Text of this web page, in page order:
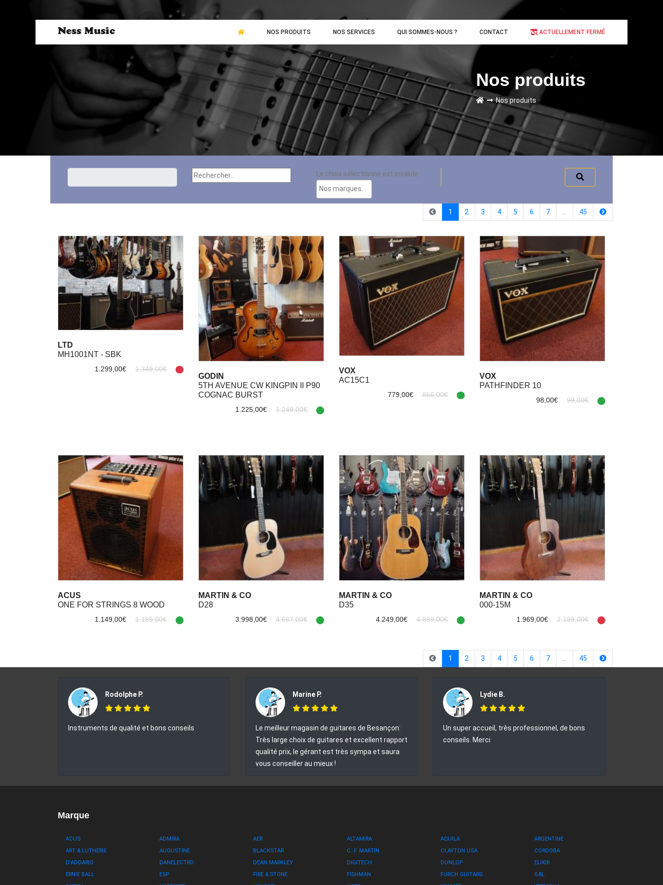
Ness Music NOS PRODUITS NOS SERVICES QUI SOMMES-NOUS ? CONTACT ACTUELLEMENT FERMÉ
Nos produits
Nos produits
Le choix sélectionné est invalide.
1 (current)
2 3 4 5 6 7 45
LTD
MH1001NT - SBK
1.299,00€ 1.349,00€
GODIN
5TH AVENUE CW KINGPIN II P90
COGNAC BURST
1.225,00€ 1.249,00€
VOX
AC15C1
779,00€ 866,00€
VOX
PATHFINDER 10
98,00€ 99,00€
ACUS
ONE FOR STRINGS 8 WOOD
1.149,00€ 1.189,00€
MARTIN & CO
D28
3.998,00€ 4.667,00€
MARTIN & CO
D35
4.249,00€ 4.889,00€
MARTIN & CO
000-15M
1.969,00€ 2.189,00€
1 (current)
2 3 4 5 6 7 45
Rodolphe P.
Instruments de qualité et bons conseils
Marine P.
Le meilleur magasin de guitares de Besançon:
Très large choix de guitares et excellent rapport
qualité prix, le gérant est très sympa et saura
vous conseiller au mieux !
Lydie B.
Un super accueil, très professionnel, de bons
conseils. Merci
Marque
ACUS ADMIRA AER ALTAMIRA AQUILA
ARGENTINE
ART & LUTHERIE
AUGUSTINE BLACKSTAR C. F. MARTIN CLAYTON USA
CORDOBA
D'ADDARIO
DANELECTRO DEAN MARKLEY DIGITECH DUNLOP
ELIXIR
ERNIE BALL
ESP FIRE & STONE FISHMAN FURCH GUITARS
G&L